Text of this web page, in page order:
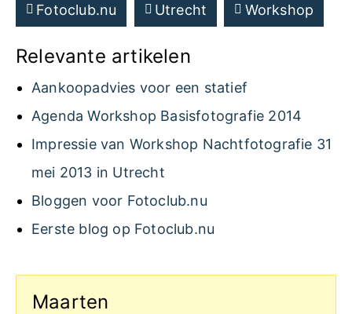
Fotoclub.nu Utrecht Workshop
Relevante artikelen
Aankoopadvies voor een statief
Agenda Workshop Basisfotografie 2014
Impressie van Workshop Nachtfotografie 31
mei 2013 in Utrecht
Bloggen voor Fotoclub.nu
Eerste blog op Fotoclub.nu
Maarten